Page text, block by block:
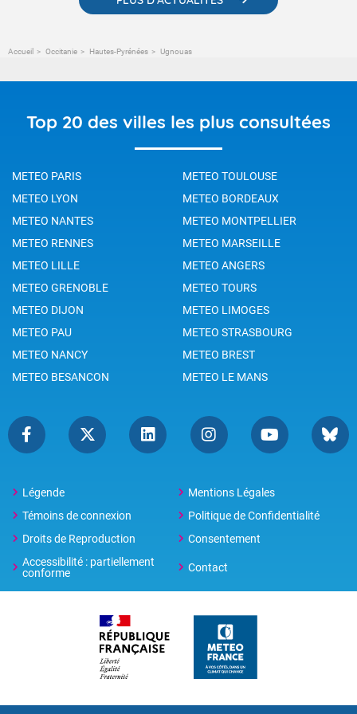
Accueil Occitanie Hautes-Pyrénées Ugnouas
Top 20 des villes les plus consultées
METEO PARIS
METEO TOULOUSE
METEO LYON
METEO BORDEAUX
METEO NANTES
METEO MONTPELLIER
METEO RENNES
METEO MARSEILLE
METEO LILLE
METEO ANGERS
METEO GRENOBLE
METEO TOURS
METEO DIJON
METEO LIMOGES
METEO PAU
METEO STRASBOURG
METEO NANCY
METEO BREST
METEO BESANCON
METEO LE MANS
Légende
Mentions Légales
Témoins de connexion
Politique de Confidentialité
Droits de Reproduction
Consentement
Accessibilité : partiellement
conforme
Contact